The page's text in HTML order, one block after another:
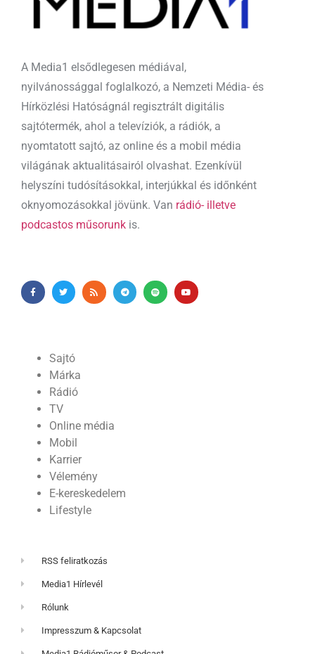
A Media1 elsődlegesen médiával,
nyilvánossággal foglalkozó, a Nemzeti Média- és
Hírközlési Hatóságnál regisztrált digitális
sajtótermék, ahol a televíziók, a rádiók, a
nyomtatott sajtó, az online és a mobil média
világának aktualitásairól olvashat. Ezenkívül
helyszíni tudósításokkal, interjúkkal és időnként
oknyomozásokkal jövünk. Van rádió- illetve
podcastos műsorunk is.
Sajtó
Márka
Rádió
TV
Online média
Mobil
Karrier
Vélemény
E-kereskedelem
Lifestyle
RSS feliratkozás
Media1 Hírlevél
Rólunk
Impresszum & Kapcsolat